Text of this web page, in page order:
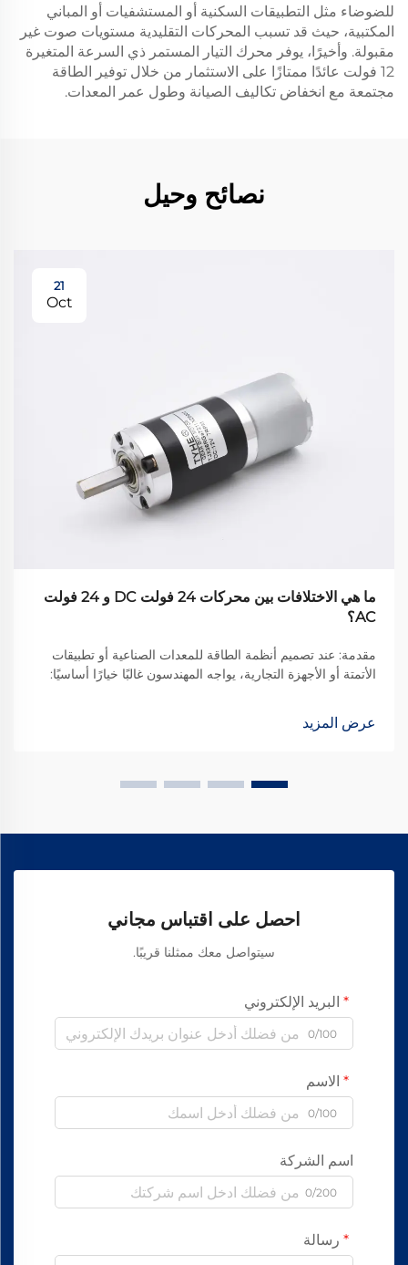
للضوضاء مثل التطبيقات السكنية أو المستشفيات أو المباني
المكتبية، حيث قد تسبب المحركات التقليدية مستويات صوت غير
مقبولة. وأخيرًا، يوفر محرك التيار المستمر ذي السرعة المتغيرة
12 فولت عائدًا ممتازًا على الاستثمار من خلال توفير الطاقة
مجتمعة مع انخفاض تكاليف الصيانة وطول عمر المعدات.
نصائح وحيل
21
Oct
ما هي الاختلافات بين محركات 24 فولت DC و 24 فولت
AC؟
مقدمة: عند تصميم أنظمة الطاقة للمعدات الصناعية أو تطبيقات
الأتمتة أو الأجهزة التجارية، يواجه المهندسون غالبًا خيارًا أساسيًا:
على الرغم من أن كلا النوعين يعملان بالجهد الاسمي نفسه، فإن
طبيعتهما المختلفة تقود إلى استخدامات وأداء مختلفين.
عرض المزيد
احصل على اقتباس مجاني
سيتواصل معك ممثلنا قريبًا.
البريد الإلكتروني
0/100
الاسم
0/100
اسم الشركة
0/200
رسالة